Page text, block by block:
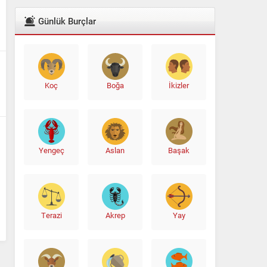
Günlük Burçlar
Koç Boğa İkizler
Yengeç Aslan Başak
Terazi Akrep Yay